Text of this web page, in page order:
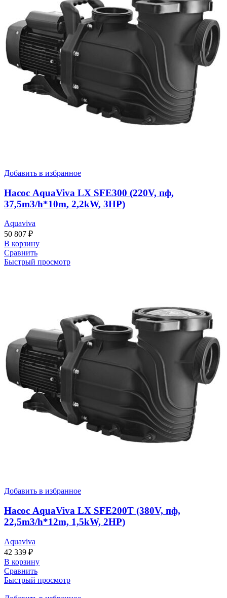
Добавить в избранное
Насос AquaViva LX SFE300 (220V, пф,
37,5m3/h*10m, 2,2kW, 3HP)
Aquaviva
50 807 ₽
В корзину
Сравнить
Быстрый просмотр
Добавить в избранное
Насос AquaViva LX SFE200T (380V, пф,
22,5m3/h*12m, 1,5kW, 2HP)
Aquaviva
42 339 ₽
В корзину
Сравнить
Быстрый просмотр